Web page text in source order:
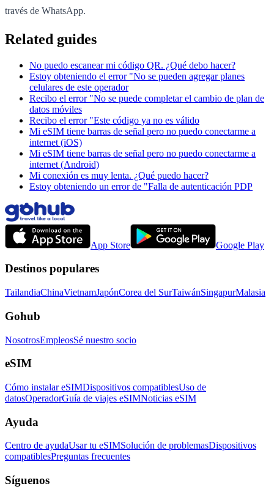
través de WhatsApp.
Related guides
No puedo escanear mi código QR. ¿Qué debo hacer?
Estoy obteniendo el error "No se pueden agregar planes
celulares de este operador
Recibo el error "No se puede completar el cambio de plan de
datos móviles
Recibo el error "Este código ya no es válido
Mi eSIM tiene barras de señal pero no puedo conectarme a
internet (iOS)
Mi eSIM tiene barras de señal pero no puedo conectarme a
internet (Android)
Mi conexión es muy lenta. ¿Qué puedo hacer?
Estoy obteniendo un error de "Falla de autenticación PDP
App Store Google Play
Destinos populares
TailandiaChinaVietnamJapónCorea del SurTaiwánSingapurMalasia
Gohub
NosotrosEmpleosSé nuestro socio
eSIM
Cómo instalar eSIMDispositivos compatiblesUso de
datosOperadorGuía de viajes eSIMNoticias eSIM
Ayuda
Centro de ayudaUsar tu eSIMSolución de problemasDispositivos
compatiblesPreguntas frecuentes
Síguenos